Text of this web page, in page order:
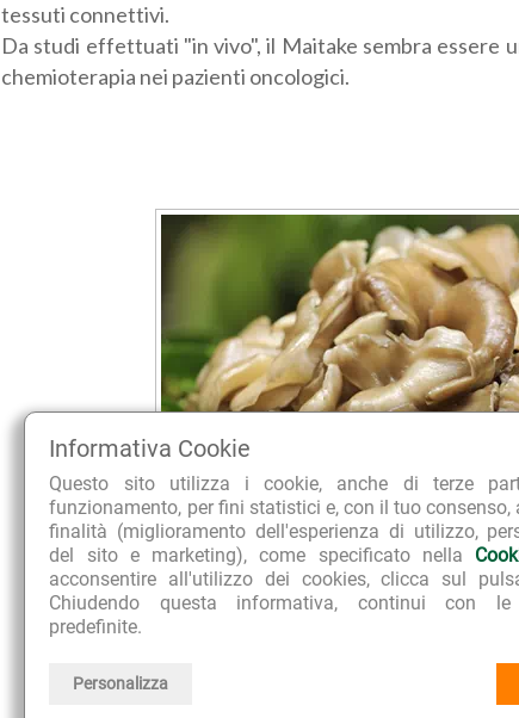
Informativa Cookie
Questo sito utilizza i cookie, anche di terze
funzionamento, per fini statistici e, con il tuo consenso,
finalità (miglioramento dell'esperienza di utilizzo,
del sito e marketing), come specificato nella
acconsentire all'utilizzo dei cookies, clicca sul
Chiudendo questa informativa, continui con le
predefinite.
Personalizza
tessuti connettivi.
Da studi effettuati "in vivo", il Maitake sembra essere
chemioterapia nei pazienti oncologici.